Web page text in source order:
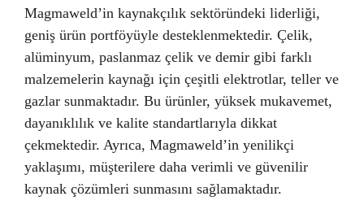
Magmaweld’in kaynakçılık sektöründeki liderliği,
geniş ürün portföyüyle desteklenmektedir. Çelik,
alüminyum, paslanmaz çelik ve demir gibi farklı
malzemelerin kaynağı için çeşitli elektrotlar, teller ve
gazlar sunmaktadır. Bu ürünler, yüksek mukavemet,
dayanıklılık ve kalite standartlarıyla dikkat
çekmektedir. Ayrıca, Magmaweld’in yenilikçi
yaklaşımı, müşterilere daha verimli ve güvenilir
kaynak çözümleri sunmasını sağlamaktadır.